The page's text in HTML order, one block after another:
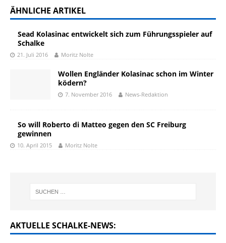
ÄHNLICHE ARTIKEL
Sead Kolasinac entwickelt sich zum Führungsspieler auf
Schalke
21. Juli 2016 Moritz Nolte
Wollen Engländer Kolasinac schon im Winter
ködern?
7. November 2016 News-Redaktion
So will Roberto di Matteo gegen den SC Freiburg
gewinnen
10. April 2015 Moritz Nolte
AKTUELLE SCHALKE-NEWS: